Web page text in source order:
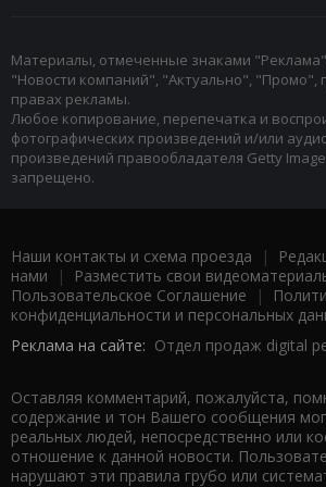
Материалы, отмеченные знаками
"Новости компаний", "Актуально", "Промо",
правах рекламы.
Любое копирование, перепечатка и
фотографических произведений и/или
произведений правообладателя Getty
запрещено.
Наши контакты и схема проезда |
нами | Разместить свои
Пользовательское Соглашение |
конфиденциальности и персональных
Реклама на сайте: Отдел продаж digital
Оставляя комментарий, пожалуйста,
содержание и тон Вашего сообщения
реальных людей, непосредственно или
отношение к данной новости.
нарушают эти правила грубо или